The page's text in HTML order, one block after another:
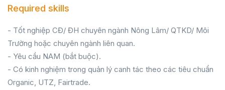
Required skills
- Tốt nghiệp CĐ/ ĐH chuyên ngành Nông Lâm/ QTKD/ Môi
Trường hoặc chuyên ngành liên quan.
- Yêu cầu NAM (bắt buộc).
- Có kinh nghiệm trong quản lý canh tác theo các tiêu chuẩn
Organic, UTZ, Fairtrade.